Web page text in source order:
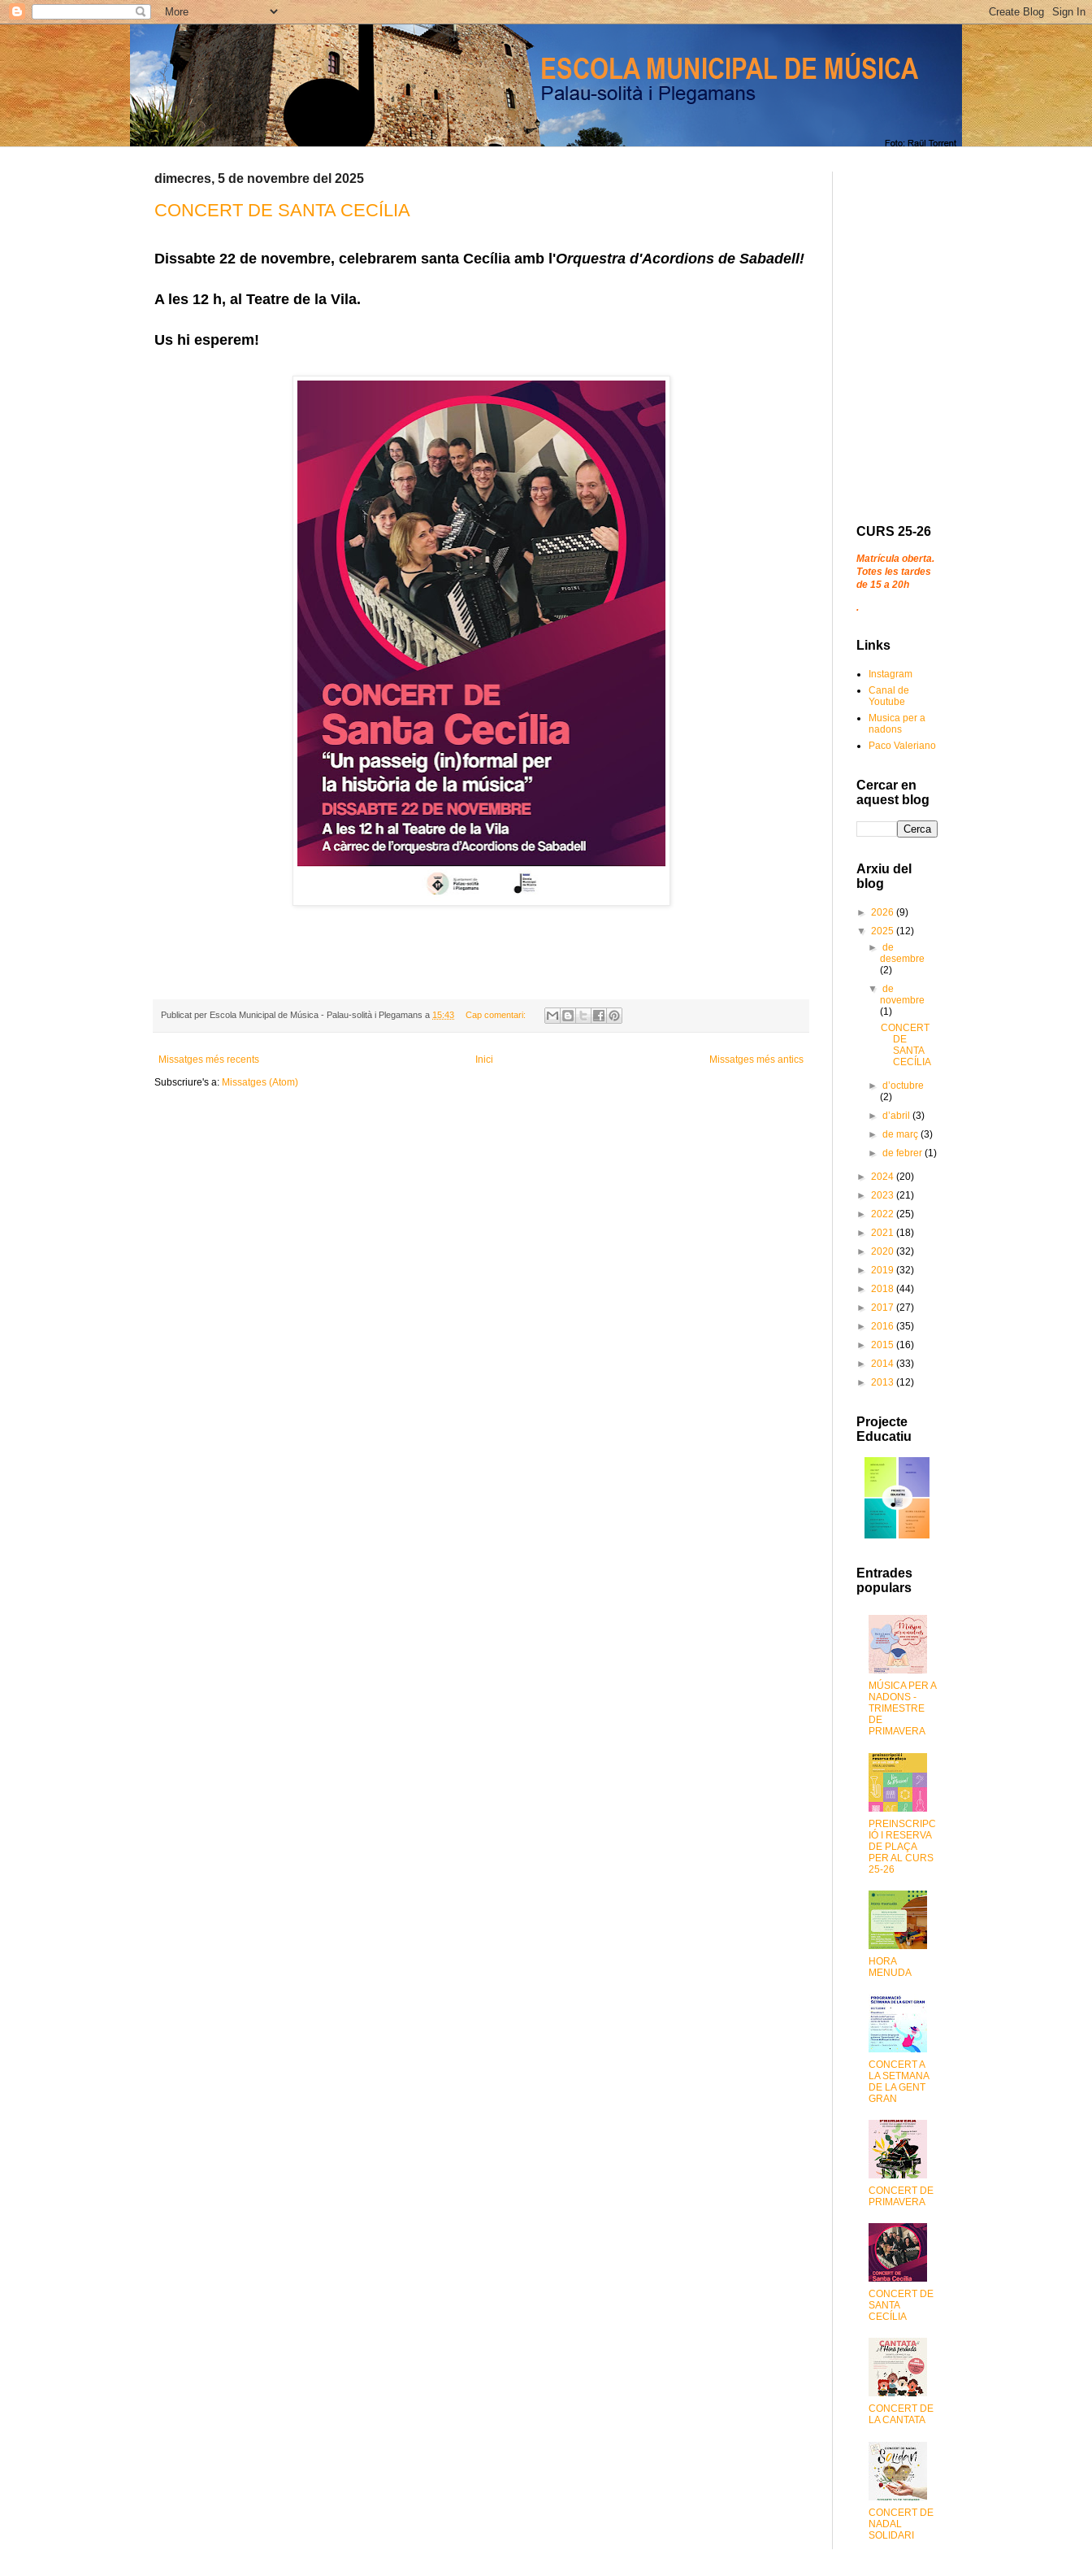
dimecres, 5 de novembre del 2025
CONCERT DE SANTA CECÍLIA
Dissabte 22 de novembre, celebrarem santa Cecília amb l'Orquestra d'Acordions de Sabadell!
A les 12 h, al Teatre de la Vila.
Us hi esperem!
Publicat per Escola Municipal de Música - Palau-solità i Plegamans a 15:43 Cap comentari:
Missatges més recents Missatges més antics
Inici
Subscriure's a: Missatges (Atom)
CURS 25-26
Matrícula oberta.
Totes les tardes
de 15 a 20h
.
Links
Instagram
Canal de
Youtube
Musica per a
nadons
Paco Valeriano
Cercar en
aquest blog
Arxiu del
blog
► 2026 (9)
▼ 2025 (12)
►de
desembre
(2)
▼de
novembre
(1)
CONCERT
DE
SANTA
CECÍLIA
►d’octubre
(2)
►d’abril(3)
►de març(3)
►de febrer(1)
► 2024 (20)
► 2023 (21)
► 2022 (25)
► 2021 (18)
► 2020 (32)
► 2019 (32)
► 2018 (44)
► 2017 (27)
► 2016 (35)
► 2015 (16)
► 2014 (33)
► 2013 (12)
Projecte
Educatiu
Entrades
populars
MÚSICA PER A
NADONS -
TRIMESTRE
DE
PRIMAVERA
PREINSCRIPC
IÓ I RESERVA
DE PLAÇA
PER AL CURS
25-26
HORA
MENUDA
CONCERT A
LA SETMANA
DE LA GENT
GRAN
CONCERT DE
PRIMAVERA
CONCERT DE
SANTA
CECÍLIA
CONCERT DE
LA CANTATA
CONCERT DE
NADAL
SOLIDARI